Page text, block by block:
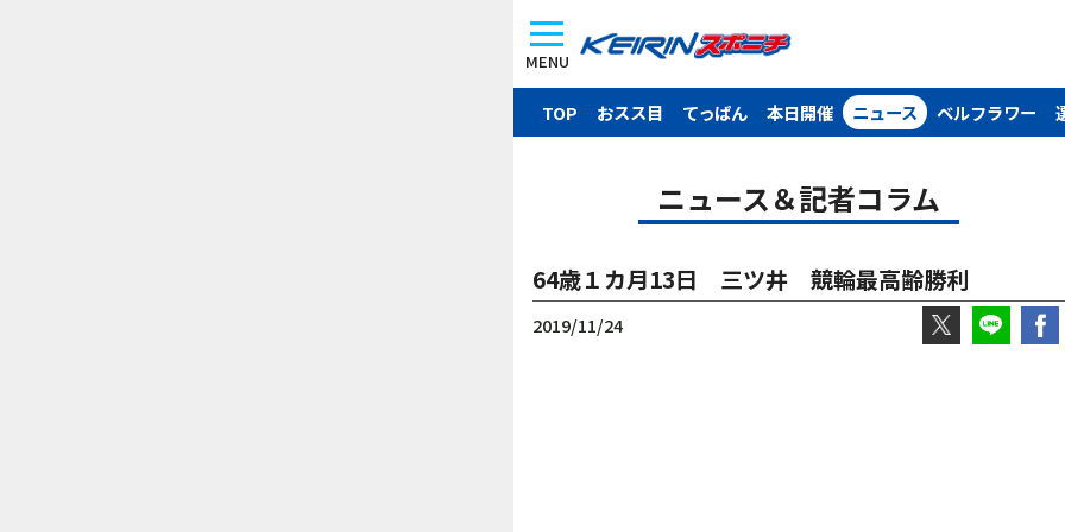
MENU
TOP おスス目 てっぱん 本日開催 ニュース ベルフラワー
ニュース＆記者コラム
64歳１カ月13日 三ツ井 競輪最高齢勝利
2019/11/24